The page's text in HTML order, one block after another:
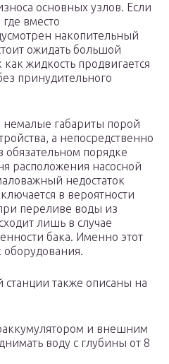
основных узлов. Если
вместо
накопительный
ожидать большой
жидкость продвигается
принудительного
немалые габариты порой
а непосредственно
обязательном порядке
расположения насосной
недостаток
в вероятности
переливе воды из
лишь в случае
бака. Именно этот
оборудования.
также описаны на
и внешним
воду с глубины от 8